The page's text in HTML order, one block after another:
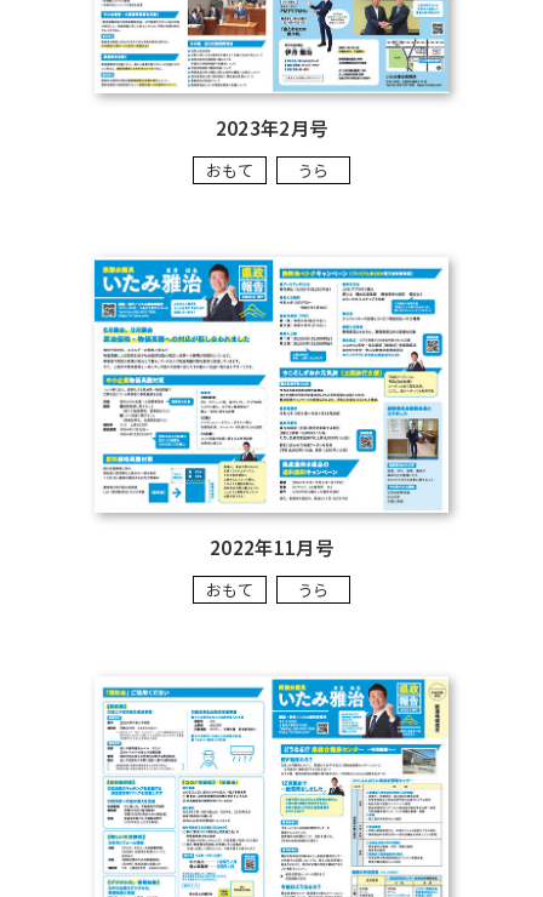
2023年2月号
おもて うら
2022年11月号
おもて うら